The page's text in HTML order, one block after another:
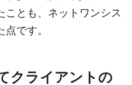
ことも、ネットワンシス
です。
クライアントの